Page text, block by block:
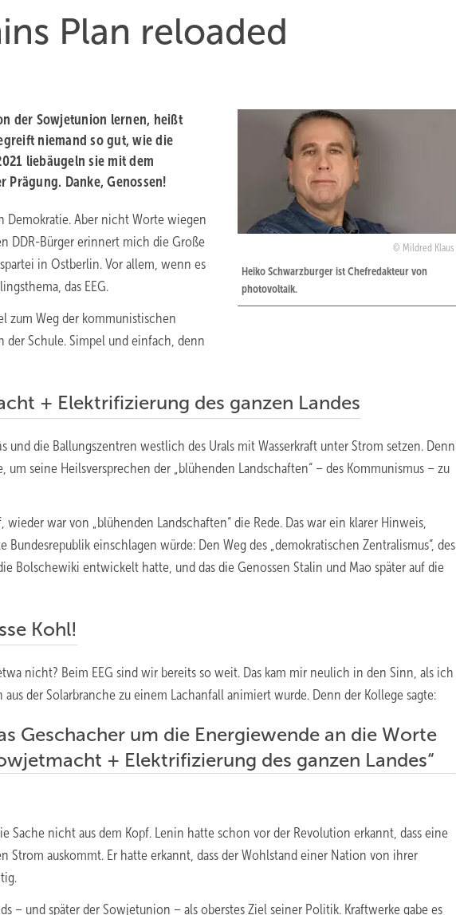
Plan reloaded
Mildred Klaus
Heiko Schwarzburger ist Chefredakteur von
photovoltaik.
der Sowjetunion lernen, heißt
niemand so gut, wie die
liebäugeln sie mit dem
Danke, Genossen!
Demokratie. Aber nicht Worte wiegen
DDR-Bürger erinnert mich die Große
in Ostberlin. Vor allem, wenn es
das EEG.
zum Weg der kommunistischen
der Schule. Simpel und einfach, denn
+ Elektrifizierung des ganzen Landes
und die Ballungszentren westlich des Urals mit Wasserkraft unter Strom setzen. Denn
seine Heilsversprechen der „blühenden Landschaften“ – des Kommunismus – zu
war von „blühenden Landschaften“ die Rede. Das war ein klarer Hinweis,
einschlagen würde: Den Weg des „demokratischen Zentralismus“, des
Bolschewiki entwickelt hatte, und das die Genossen Stalin und Mao später auf die
Kohl!
nicht? Beim EEG sind wir bereits so weit. Das kam mir neulich in den Sinn, als ich
der Solarbranche zu einem Lachanfall animiert wurde. Denn der Kollege sagte:
Geschacher um die Energiewende an die Worte
+ Elektrifizierung des ganzen Landes“
Sache nicht aus dem Kopf. Lenin hatte schon vor der Revolution erkannt, dass eine
auskommt. Er hatte erkannt, dass der Wohlstand einer Nation von ihrer
– und später der Sowjetunion – als oberstes Ziel seiner Politik. Kraftwerke gabe es